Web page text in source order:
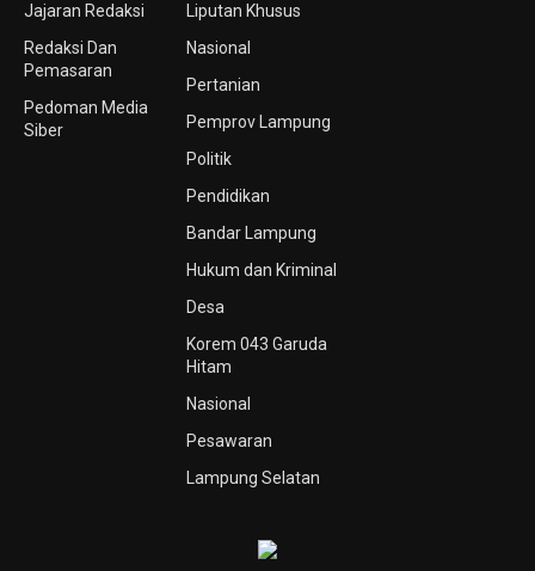
Jajaran Redaksi
Redaksi Dan
Pemasaran
Pedoman Media
Siber
Liputan Khusus
Nasional
Pertanian
Pemprov Lampung
Politik
Pendidikan
Bandar Lampung
Hukum dan Kriminal
Desa
Korem 043 Garuda
Hitam
Nasional
Pesawaran
Lampung Selatan